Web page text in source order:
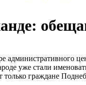
административного
уже стали
граждане